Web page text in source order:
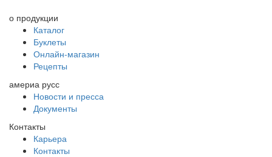
о продукции
Каталог
Буклеты
Онлайн-магазин
Рецепты
америа русс
Новости и пресса
Документы
Контакты
Карьера
Контакты